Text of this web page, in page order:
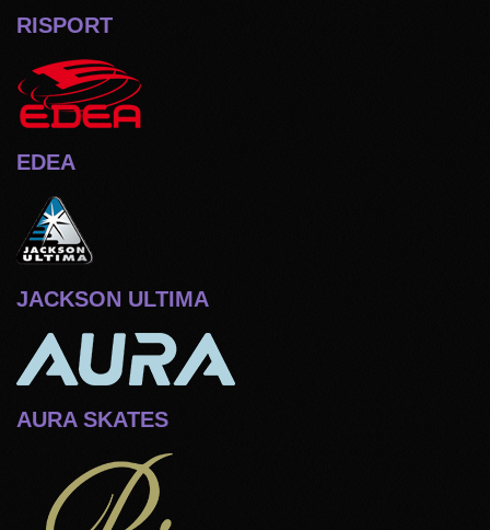
RISPORT
EDEA
JACKSON ULTIMA
AURA SKATES